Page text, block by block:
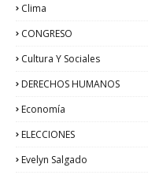
Clima
CONGRESO
Cultura Y Sociales
DERECHOS HUMANOS
Economía
ELECCIONES
Evelyn Salgado